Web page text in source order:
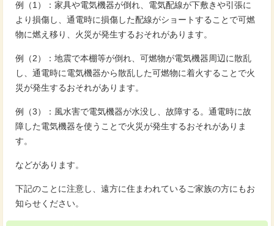
例（1）：家具や電気機器が倒れ、電気配線が下敷きや引張に
より損傷し、通電時に損傷した配線がショートすることで可燃
物に燃え移り、火災が発生するおそれがあります。
例（2）：地震で本棚等が倒れ、可燃物が電気機器周辺に散乱
し、通電時に電気機器から散乱した可燃物に着火することで火
災が発生するおそれがあります。
例（3）：風水害で電気機器が水没し、故障する。通電時に故
障した電気機器を使うことで火災が発生するおそれがありま
す。
などがあります。
下記のことに注意し、遠方に住まわれているご家族の方にもお
知らせください。